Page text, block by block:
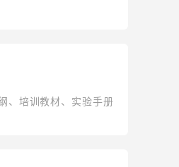
、培训教材、实验手册